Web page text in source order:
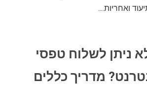
ואחריות....
ניתן לשלוח טפסי
מדריך כללים